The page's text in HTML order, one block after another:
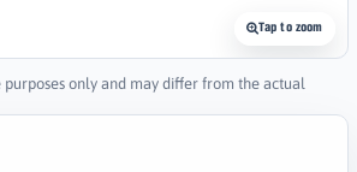
Tap to zoom
only and may differ from the actual